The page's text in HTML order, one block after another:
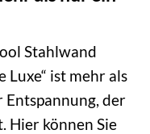
Stahlwand
Luxe“ ist mehr als
Entspannung, der
Hier können Sie